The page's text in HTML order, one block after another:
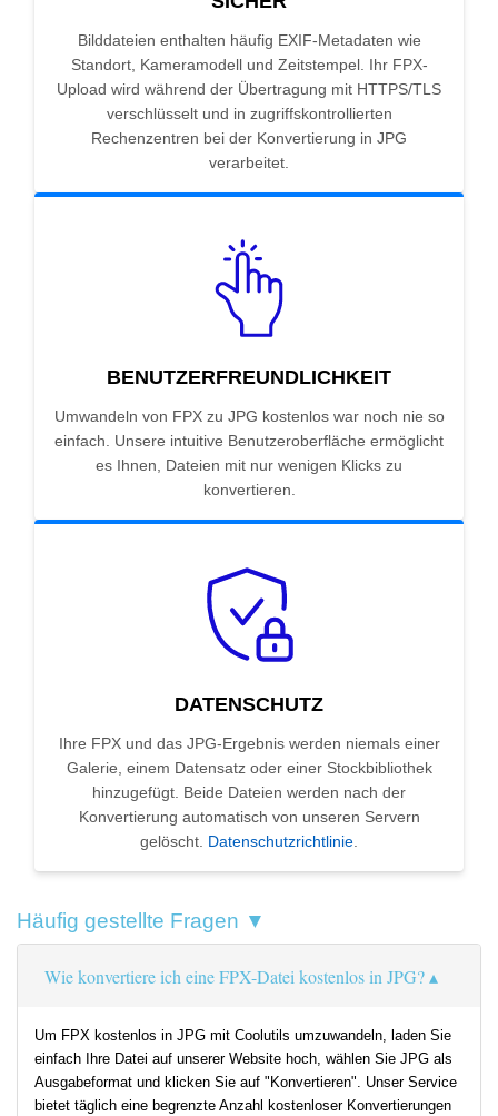
Bilddateien enthalten häufig EXIF-Metadaten wie
Standort, Kameramodell und Zeitstempel. Ihr FPX-
Upload wird während der Übertragung mit HTTPS/TLS
verschlüsselt und in zugriffskontrollierten
Rechenzentren bei der Konvertierung in JPG
verarbeitet.
BENUTZERFREUNDLICHKEIT
Umwandeln von FPX zu JPG kostenlos war noch nie so
einfach. Unsere intuitive Benutzeroberfläche ermöglicht
es Ihnen, Dateien mit nur wenigen Klicks zu
konvertieren.
DATENSCHUTZ
Ihre FPX und das JPG-Ergebnis werden niemals einer
Galerie, einem Datensatz oder einer Stockbibliothek
hinzugefügt. Beide Dateien werden nach der
Konvertierung automatisch von unseren Servern
gelöscht. Datenschutzrichtlinie.
Häufig gestellte Fragen ▼
Wie konvertiere ich eine FPX-Datei kostenlos in JPG?
Um FPX kostenlos in JPG mit Coolutils umzuwandeln, laden Sie
einfach Ihre Datei auf unserer Website hoch, wählen Sie JPG als
Ausgabeformat und klicken Sie auf "Konvertieren". Unser Service
bietet täglich eine begrenzte Anzahl kostenloser Konvertierungen